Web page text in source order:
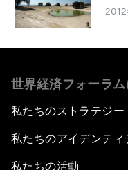
世界経済フォーラ
私たちのストラテジー
私たちのアイデンティ
私たちの活動